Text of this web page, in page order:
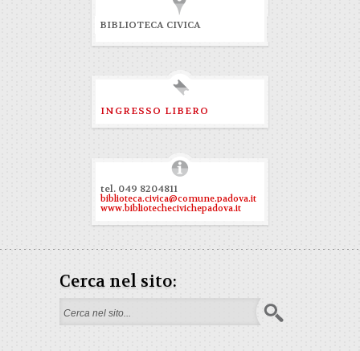
BIBLIOTECA CIVICA
INGRESSO LIBERO
tel. 049 8204811
biblioteca.civica@comune.padova.it
www.bibliotechecivichepadova.it
Cerca nel sito:
Form di ricerca